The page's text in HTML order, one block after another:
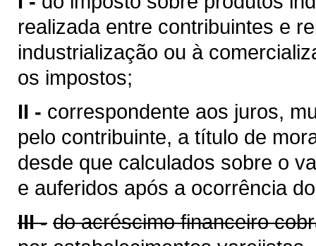
realizada entre contribuintes e
industrialização ou à
os impostos;
II - correspondente aos juros,
pelo contribuinte, a título de
desde que calculados sobre o
e auferidos após a ocorrência
III - do acréscimo financeiro